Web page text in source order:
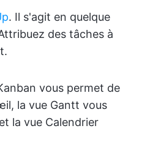
. Il s'agit en quelque
des tâches à
vous permet de
la vue Gantt vous
la vue Calendrier